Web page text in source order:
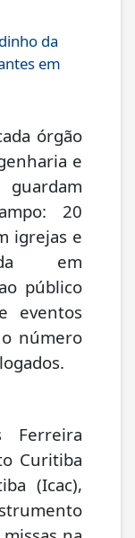
da
em
órgão
e
20
igrejas e
em
público
eventos
número
Ferreira
Curitiba
(Icac),